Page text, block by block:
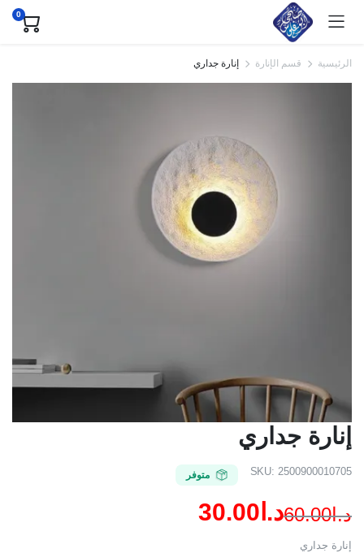
0
الرئيسية قسم الإنارة إنارة جداري
إنارة جداري
SKU: 2500900010705 متوفر
د.ا60.00
السعر
د.ا 30.00
السعر
إنارة جداري